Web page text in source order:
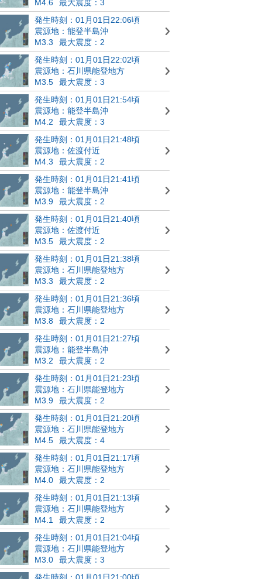
M4.6
最大震度：3
発生時刻：01月01日22:06頃
震源地：能登半島沖
M3.3
最大震度：2
発生時刻：01月01日22:02頃
震源地：石川県能登地方
M3.5
最大震度：3
発生時刻：01月01日21:54頃
震源地：能登半島沖
M4.2
最大震度：3
発生時刻：01月01日21:48頃
震源地：佐渡付近
M4.3
最大震度：2
発生時刻：01月01日21:41頃
震源地：能登半島沖
M3.9
最大震度：2
発生時刻：01月01日21:40頃
震源地：佐渡付近
M3.5
最大震度：2
発生時刻：01月01日21:38頃
震源地：石川県能登地方
M3.3
最大震度：2
発生時刻：01月01日21:36頃
震源地：石川県能登地方
M3.8
最大震度：2
発生時刻：01月01日21:27頃
震源地：能登半島沖
M3.2
最大震度：2
発生時刻：01月01日21:23頃
震源地：石川県能登地方
M3.9
最大震度：2
発生時刻：01月01日21:20頃
震源地：石川県能登地方
M4.5
最大震度：4
発生時刻：01月01日21:17頃
震源地：石川県能登地方
M4.0
最大震度：2
発生時刻：01月01日21:13頃
震源地：石川県能登地方
M4.1
最大震度：2
発生時刻：01月01日21:04頃
震源地：石川県能登地方
M3.0
最大震度：3
発生時刻：01月01日21:00頃